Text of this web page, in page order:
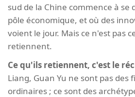
sud de la Chine commence à se
pôle économique, et où des
voient le jour. Mais ce n'est pas
retiennent.
Ce qu'ils retiennent, c'est le
Liang, Guan Yu ne sont pas des
ordinaires ; ce sont des